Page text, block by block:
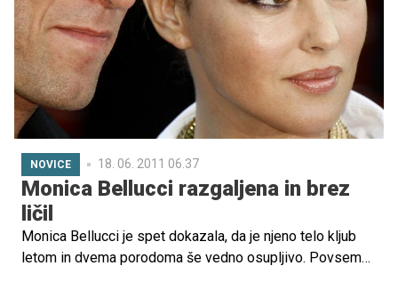
NOVICE 18. 06. 2011 06.37
Monica Bellucci razgaljena in brez
ličil
Monica Bellucci je spet dokazala, da je njeno telo kljub
letom in dvema porodoma še vedno osupljivo. Povsem